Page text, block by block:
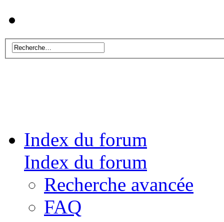
Index du forum
Index du forum
Recherche avancée
FAQ